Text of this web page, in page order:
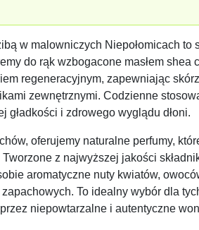
w malowniczych Niepołomicach to
do rąk wzbogacone masłem shea
regeneracyjnym, zapewniając
zewnętrznymi. Codzienne
gładkości i zdrowego wyglądu dłoni.
oferujemy naturalne perfumy,
z najwyższej jakości
aromatyczne nuty kwiatów,
To idealny wybór dla
niepowtarzalne i autentyczne